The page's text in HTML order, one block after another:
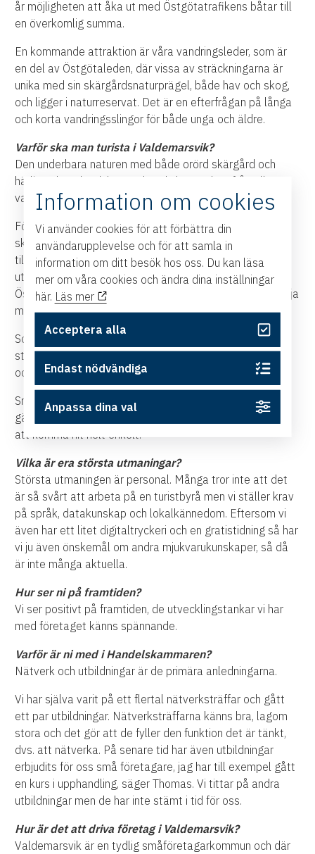
år möjligheten att åka ut med Östgötatrafikens båtar till
en överkomlig summa.
En kommande attraktion är våra vandringsleder, som är
en del av Östgötaleden, där vissa av sträckningarna är
unika med sin skärgårdsnaturprägel, både hav och skog,
och ligger i naturreservat. Det är en efterfrågan på långa
och korta vandringsslingor för både unga och äldre.
Varför ska man turista i Valdemarsvik?
Den underbara naturen med både orörd skärgård och
härliga skogslandskap. Söker du lugn och ro från all
vardagsstress är det också en anledning att komma hit.
För båtgästen är Gryts skärgård en av de vackraste
skärgårdarna i Sverige (världen?) att segla i, med
tillgångtill både gästhamnar och naturhamnar. För dem
utan båt kan man komma ut i skärgården med
Östgötatrafiken eller hyra en båttaxi. Eller varför inte följa
med postbåten.
Som vi nämnt tidigare kan man vandra på unika
sträckningar av Östgötaleden i naturreservat där havet
och skogen möter varandra på många av våra leder.
Småskaligheten finns även i centrala Valdemarsvik vad
gäller shopping, caféer och restauranger. Det är trevligt
att komma hit helt enkelt.
Vilka är era största utmaningar?
Största utmaningen är personal. Många tror inte att det
är så svårt att arbeta på en turistbyrå men vi ställer krav
på språk, datakunskap och lokalkännedom. Eftersom vi
även har ett litet digitaltryckeri och en gratistidning så har
vi ju även önskemål om andra mjukvarukunskaper, så då
är inte många aktuella.
Hur ser ni på framtiden?
Vi ser positivt på framtiden, de utvecklingstankar vi har
med företaget känns spännande.
Varför är ni med i Handelskammaren?
Nätverk och utbildningar är de primära anledningarna.
Vi har själva varit på ett flertal nätverksträffar och gått
ett par utbildningar. Nätverksträffarna känns bra, lagom
stora och det gör att de fyller den funktion det är tänkt,
dvs. att nätverka. På senare tid har även utbildningar
erbjudits för oss små företagare, jag har till exempel gått
en kurs i upphandling, säger Thomas. Vi tittar på andra
utbildningar men de har inte stämt i tid för oss.
Hur är det att driva företag i Valdemarsvik?
Valdemarsvik är en tydlig småföretagarkommun och där
Information om cookies
Vi använder cookies för att förbättra din
användarupplevelse och för att samla in
information om ditt besök hos oss. Du kan läsa
mer om våra cookies och ändra dina inställningar
här. Läs mer
Acceptera alla
Endast nödvändiga
Anpassa dina val